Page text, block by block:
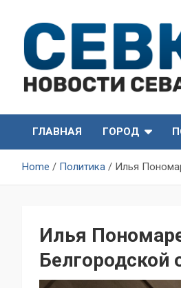
content
СевКор —
Севастополя
ГЛАВНАЯ
ГОРОД
Home Политика Илья
Илья
Белгородской